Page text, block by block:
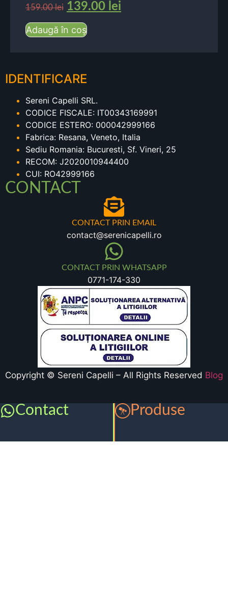
159.00lei 139.00 lei
Adaugă în coș
IDENTIFICARE
Sereni Capelli SRL.
CODICE FISCALE: IT00343169991
CODICE ESTERO: 000042999166
Fabrica: Resana, Veneto, Italia
Sediu Romania: Bucuresti, Sf. Vineri, 25
RECOM: J2020010944400
CUI: RO42999166
CONTACT
CONTACT PRIN EMAIL
contact@serenicapelli.ro
CONTACT PRIN WHATSAPP
0771-174-330
Copyright © Sereni Capelli – All Rights Reserved Blog
Contact Produse